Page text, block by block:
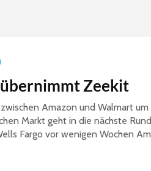
Zeekit
Amazon und Walmart
Markt geht in die nächste
Fargo vor wenigen Wochen